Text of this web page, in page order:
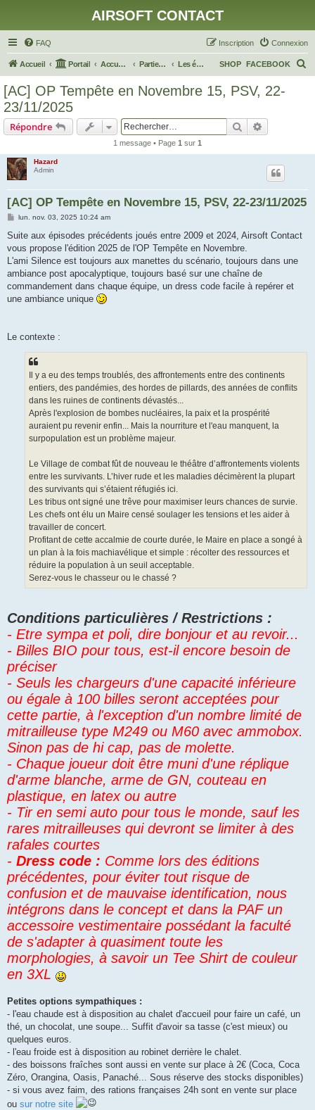
AIRSOFT CONTACT
FAQ Connexion
Inscription
Accueil Portail Accueil du forum Parties, Games, OP, événements... Les événements planifiés FACEBOOK
SHOP
[AC] OP Tempête en Novembre 15, PSV, 22-
23/11/2025
Répondre Rechercher
1 message • Page 1 sur 1
Hazard
Admin
[AC] OP Tempête en Novembre 15, PSV, 22-23/11/2025
M
s
a
g
lun. nov. 03, 2025 10:24 am
Suite aux épisodes précédents joués entre 2009 et 2024, Airsoft Contact
vous propose l'édition 2025 de l'OP Tempête en Novembre.
L'ami Silence est toujours aux manettes du scénario, toujours dans une
ambiance post apocalyptique, toujours basé sur une chaîne de
commandement dans chaque équipe, un dress code facile à repérer et
une ambiance unique
Le contexte :
Il y a eu des temps troublés, des affrontements entre des continents
entiers, des pandémies, des hordes de pillards, des années de conflits
dans les ruines de continents dévastés...
Après l'explosion de bombes nucléaires, la paix et la prospérité
auraient pu revenir enfin... Mais la nourriture et l'eau manquent, la
surpopulation est un problème majeur.
Le Village de combat fût de nouveau le théâtre d’affrontements violents
entre les survivants. L’hiver rude et les maladies décimèrent la plupart
des survivants qui s’étaient réfugiés ici.
Les tribus ont signé une trêve pour maximiser leurs chances de survie.
Les chefs ont élu un Maire censé soulager les tensions et les aider à
travailler de concert.
Profitant de cette accalmie de courte durée, le Maire en place a songé à
un plan à la fois machiavélique et simple : récolter des ressources et
réduire la population à un seuil acceptable.
Serez-vous le chasseur ou le chassé ?
Conditions particulières / Restrictions :
- Etre sympa et poli, dire bonjour et au revoir...
- Billes BIO pour tous, est-il encore besoin de
préciser
- Seuls les chargeurs d'une capacité inférieure
ou égale à 100 billes seront acceptées pour
cette partie, à l'exception d'un nombre limité de
mitrailleuse type M249 ou M60 avec ammobox.
Sinon pas de hi cap, pas de molette.
- Chaque joueur doit être muni d'une réplique
d'arme blanche, arme de GN, couteau en
plastique, en latex ou autre
- Tir en semi auto pour tous le monde, sauf les
rares mitrailleuses qui devront se limiter à des
rafales courtes
- Dress code : Comme lors des éditions
précédentes, pour éviter tout risque de
confusion et de mauvaise identification, nous
intégrons dans le concept et dans la PAF un
accessoire vestimentaire possédant la faculté
de s'adapter à quasiment toute les
morphologies, à savoir un Tee Shirt de couleur
en 3XL
Petites options sympathiques :
- l'eau chaude est à disposition au chalet d'accueil pour faire un café, un
thé, un chocolat, une soupe... Suffit d'avoir sa tasse (c'est mieux) ou
quelques euros.
- l'eau froide est à disposition au robinet derrière le chalet.
- des boissons fraîches sont aussi en vente sur place à 2€ (Coca, Coca
Zéro, Orangina, Oasis, Panaché... Sous réserve des stocks disponibles)
- si vous avez faim, des rations françaises 24h sont en vente sur place
ou sur notre site